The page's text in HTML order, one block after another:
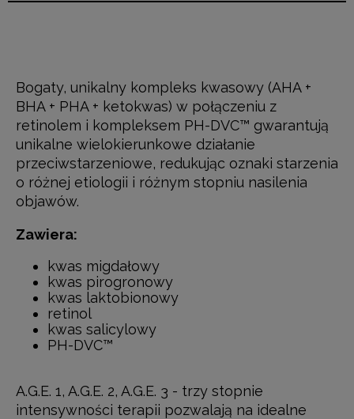
Bogaty, unikalny kompleks kwasowy (AHA +
BHA + PHA + ketokwas) w połączeniu z
retinolem i kompleksem PH-DVC™ gwarantują
unikalne wielokierunkowe działanie
przeciwstarzeniowe, redukując oznaki starzenia
o różnej etiologii i różnym stopniu nasilenia
objawów.
Zawiera:
kwas migdałowy
kwas pirogronowy
kwas laktobionowy
retinol
kwas salicylowy
PH-DVC™
A.G.E. 1, A.G.E. 2, A.G.E. 3 - trzy stopnie
intensywności terapii pozwalają na idealne